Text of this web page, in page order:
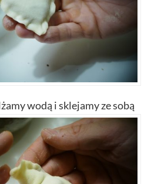
wodą i sklejamy ze sobą